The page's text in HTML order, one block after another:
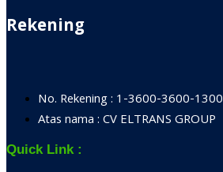
Rekening
No. Rekening : 1-3600-3600-1300
Atas nama : CV ELTRANS GROUP
Quick Link :